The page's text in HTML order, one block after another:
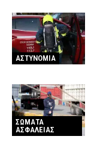
ΑΣΤΥΝΟΜΙΑ
ΣΩΜΑΤΑ
ΑΣΦΑΛΕΙΑΣ